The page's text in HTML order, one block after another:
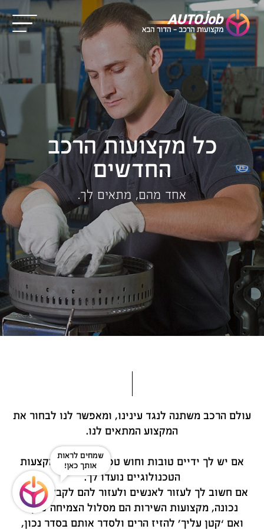
כל מקצועות הרכב
החדשים
אחד מהם, מתאים לך.
עולם הרכב משתנה לנגד עינינו, ומאפשר לנו לבחור את
המקצוע המתאים לנו.
אם יש לך ידיים טובות וחוש טכני מפותח, המקצעות
הטכנולוגיים נועדו לך.
אם חשוב לך לעזור לאנשים ולעזור להם לקבל החלטה
נכונה, מקצועות השירות הם מסלול הצמיחה שלך.
ואם ‘קטן עליך’ להזיז הרים ולסדר אותם בסדר נכון,
שמחים לראות
אותך כאן!